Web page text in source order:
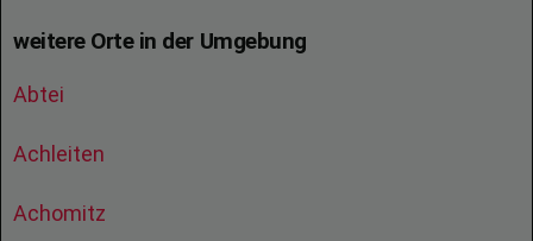
weitere Orte in der Umgebung
Abtei
Achleiten
Achomitz